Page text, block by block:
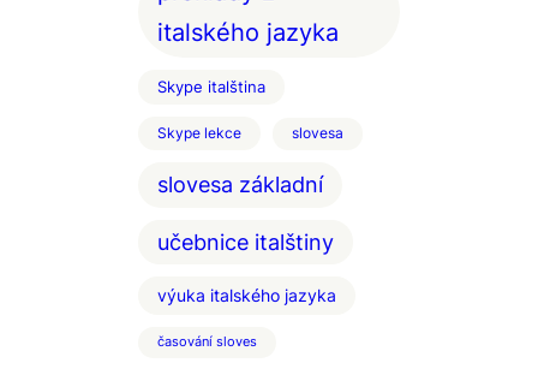
italského jazyka
Skype italština
Skype lekce slovesa
slovesa základní
učebnice italštiny
výuka italského jazyka
časování sloves